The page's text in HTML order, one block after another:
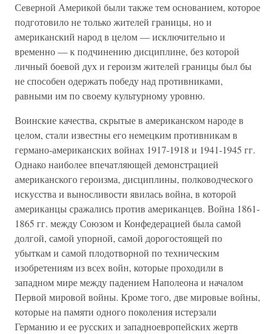
Северной Америкой были также тем основанием, которое
подготовило не только жителей границы, но и
американский народ в целом — исключительно и
временно — к подчинению дисциплине, без которой
личный боевой дух и героизм жителей границы был бы
не способен одержать победу над противниками,
равными им по своему культурному уровню.
Воинские качества, скрытые в американском народе в
целом, стали известны его немецким противникам в
германо-американских войнах 1917-1918 и 1941-1945 гг.
Однако наиболее впечатляющей демонстрацией
американского героизма, дисциплины, полководческого
искусства и выносливости явилась война, в которой
американцы сражались против американцев. Война 1861-
1865 гг. между Союзом и Конфедерацией была самой
долгой, самой упорной, самой дорогостоящей по
убыткам и самой плодотворной по техническим
изобретениям из всех войн, которые проходили в
западном мире между падением Наполеона и началом
Первой мировой войны. Кроме того, две мировые войны,
которые на памяти одного поколения истерзали
Германию и ее русских и западноевропейских жертв